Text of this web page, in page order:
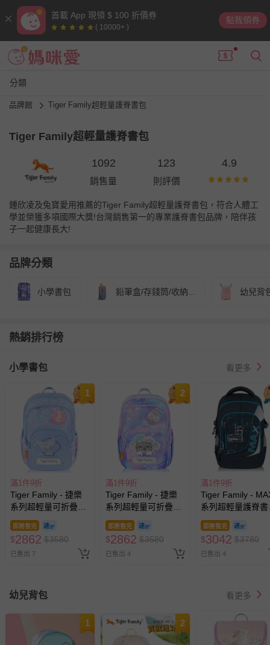
首載 App 現領 $ 100 折價券
( 10000+ )
點我領券
分類
品牌館 Tiger Family超輕量護脊書包
Tiger Family超輕量護脊書包
1092
銷售量
123
則評價
4.9
鍾欣凌及兔寶愛用推薦的Tiger Family超輕量護脊書包，符合人體工
學並榮獲多項國際大獎!台灣銷售第一的專業護脊書包品牌，陪伴孩
子一起健康長大!
品牌分類
小學書包 鉛筆盒/存錢筒/收納... 幼兒背
熱銷排行榜
小學書包 看更多
1
滿1件9折
Tiger Family - 捷樂
系列超輕量可折疊護
脊書包-閃爍海洋
即將售完
$2862 $3580
已售出 7
2
滿1件9折
Tiger Family - 捷樂
系列超輕量可折疊護
脊書包-雲朵小貓
即將售完
$2862 $3580
已售出 4
滿1件9折
Tiger Family -
系列超輕量護脊書
(可摺疊版) Pro
奇之門
即將售完
$3042 $3780
已售出 4
幼兒背包 看更多
1 2